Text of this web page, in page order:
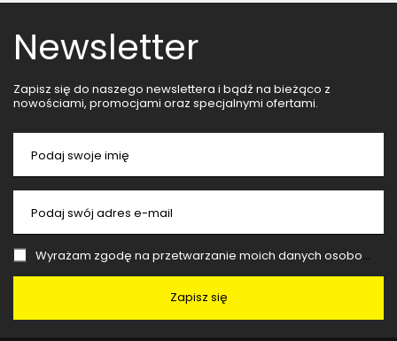
Newsletter
Zapisz się do naszego newslettera i bądź na bieżąco z
nowościami, promocjami oraz specjalnymi ofertami.
Podaj swoje imię
Podaj swój adres e-mail
Wyrażam zgodę na przetwarzanie moich danych osobowych (adres e-mail) na potrzeby wysyłki newslettera z informacją handlową (marketing). Więcej w
Zapisz się